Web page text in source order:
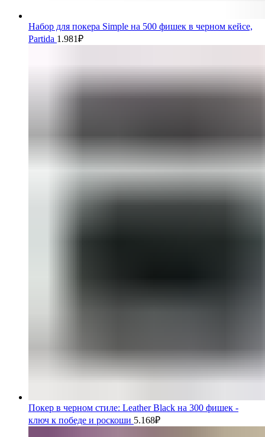
Набор для покера Simple на 500 фишек в черном кейсе,
Partida 1.981₽
Покер в черном стиле: Leather Black на 300 фишек -
ключ к победе и роскоши 5.168₽